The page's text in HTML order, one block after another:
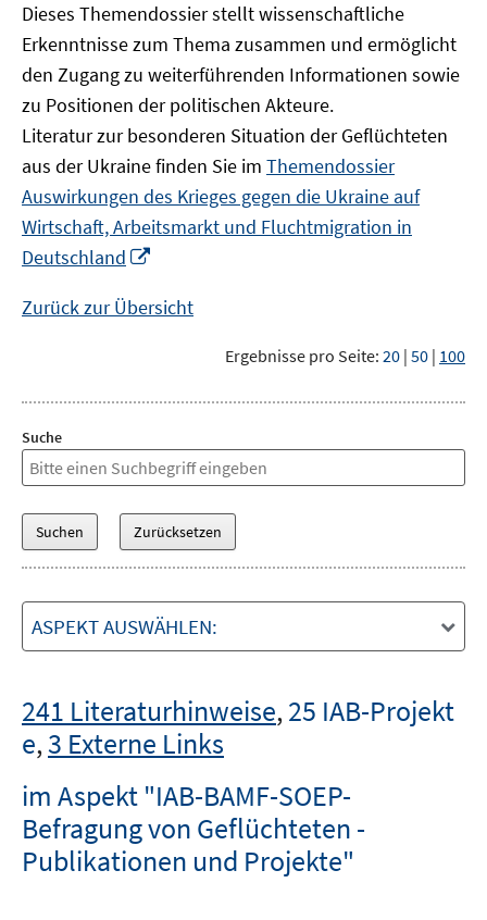
Dieses Themendossier stellt wissenschaftliche
Erkenntnisse zum Thema zusammen und ermöglicht
den Zugang zu weiterführenden Informationen sowie
zu Positionen der politischen Akteure.
Literatur zur besonderen Situation der Geflüchteten
aus der Ukraine finden Sie im Themendossier
Auswirkungen des Krieges gegen die Ukraine auf
Wirtschaft, Arbeitsmarkt und Fluchtmigration in
Deutschland
Fenster
Zurück zur Übersicht
Ergebnisse pro Seite: 20 | 50 | 100
Suche
ASPEKT AUSWÄHLEN:
241 Literaturhinweise,25 IAB-Projekt
e,3 Externe Links
im Aspekt "IAB-BAMF-SOEP-
Befragung von Geflüchteten -
Publikationen und Projekte"